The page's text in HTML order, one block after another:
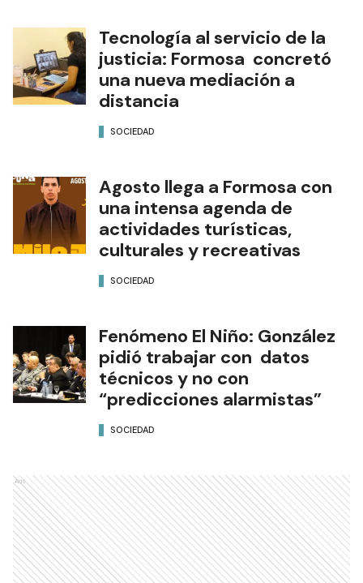
Tecnología al servicio de la
justicia: Formosa concretó
una nueva mediación a
distancia
SOCIEDAD
Agosto llega a Formosa con
una intensa agenda de
actividades turísticas,
culturales y recreativas
SOCIEDAD
Fenómeno El Niño: González
pidió trabajar con datos
técnicos y no con
“predicciones alarmistas”
SOCIEDAD
Ads